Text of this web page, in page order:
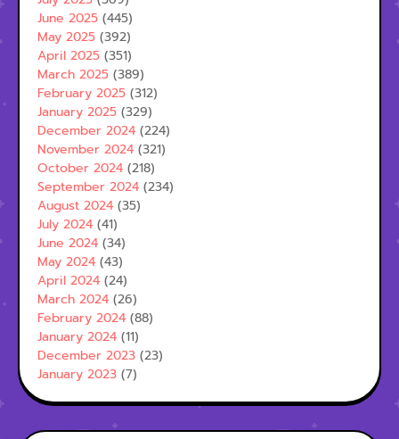
June 2025 (445)
May 2025 (392)
April 2025 (351)
March 2025 (389)
February 2025 (312)
January 2025 (329)
December 2024 (224)
November 2024 (321)
October 2024 (218)
September 2024 (234)
August 2024 (35)
July 2024 (41)
June 2024 (34)
May 2024 (43)
April 2024 (24)
March 2024 (26)
February 2024 (88)
January 2024 (11)
December 2023 (23)
January 2023 (7)